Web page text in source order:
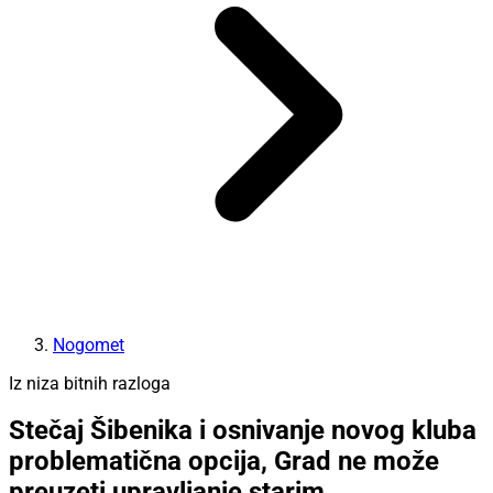
Nogomet
Iz niza bitnih razloga
Stečaj Šibenika i osnivanje novog kluba
problematična opcija, Grad ne može